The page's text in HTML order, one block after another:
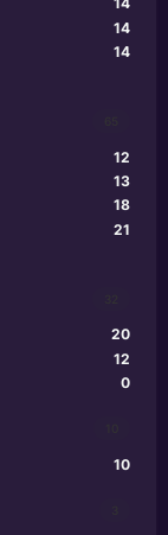
14
14
12
13
18
21
20
12
0
10